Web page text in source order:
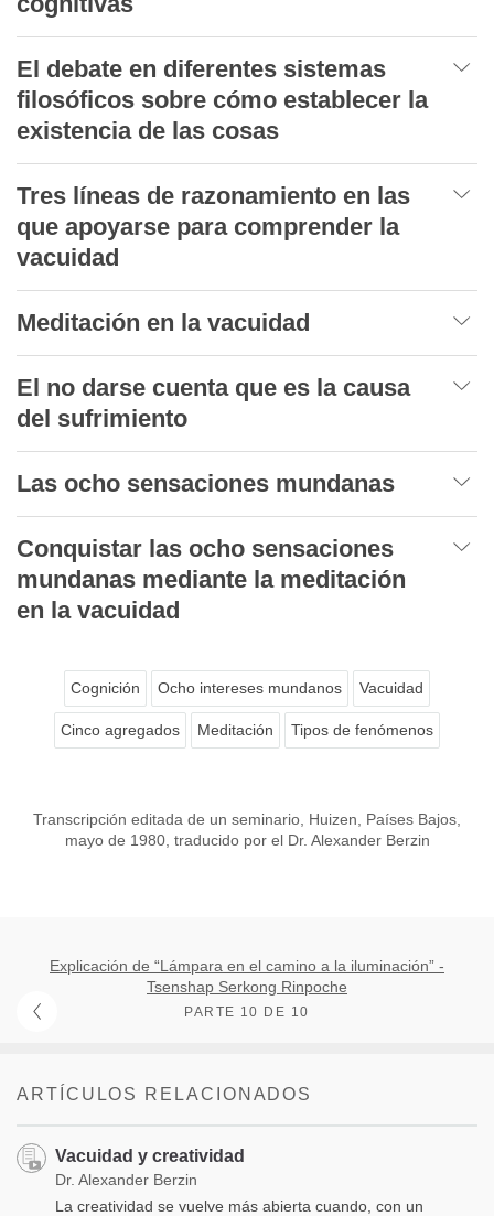
El debate en diferentes sistemas
filosóficos sobre cómo establecer la
existencia de las cosas
Tres líneas de razonamiento en las
que apoyarse para comprender la
vacuidad
Meditación en la vacuidad
El no darse cuenta que es la causa
del sufrimiento
Las ocho sensaciones mundanas
Conquistar las ocho sensaciones
mundanas mediante la meditación
en la vacuidad
Cognición Ocho intereses mundanos Vacuidad
Cinco agregados Meditación Tipos de fenómenos
Transcripción editada de un seminario, Huizen, Países Bajos,
mayo de 1980, traducido por el Dr. Alexander Berzin
Explicación de “Lámpara en el camino a la iluminación” -
Tsenshap Serkong Rinpoche
PARTE 10 DE 10
ARTÍCULOS RELACIONADOS
Vacuidad y creatividad
Dr. Alexander Berzin
La creatividad se vuelve más abierta cuando, con un